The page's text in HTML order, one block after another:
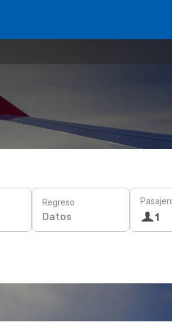
Regreso
Datos 1